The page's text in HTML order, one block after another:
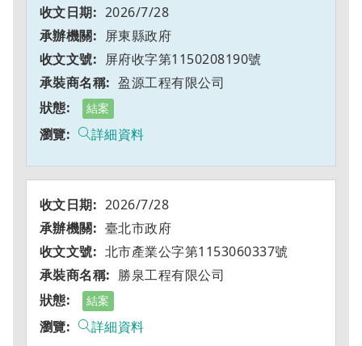
2026/7/28
屏東縣政府
屏府收字第1150208190號
盈源工程有限公司
結案
詳細資料
2026/7/28
臺北市政府
北市產業公字第1153060337號
勝泉工程有限公司
結案
詳細資料